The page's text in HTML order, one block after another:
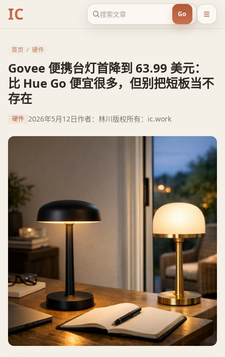
IC Go
首页 / 硬件
Govee 便携台灯首降到 63.99 美元：
比 Hue Go 便宜很多，但别把短板当不
存在
硬件 2026年5月12日作者：林川版权所有：ic.work